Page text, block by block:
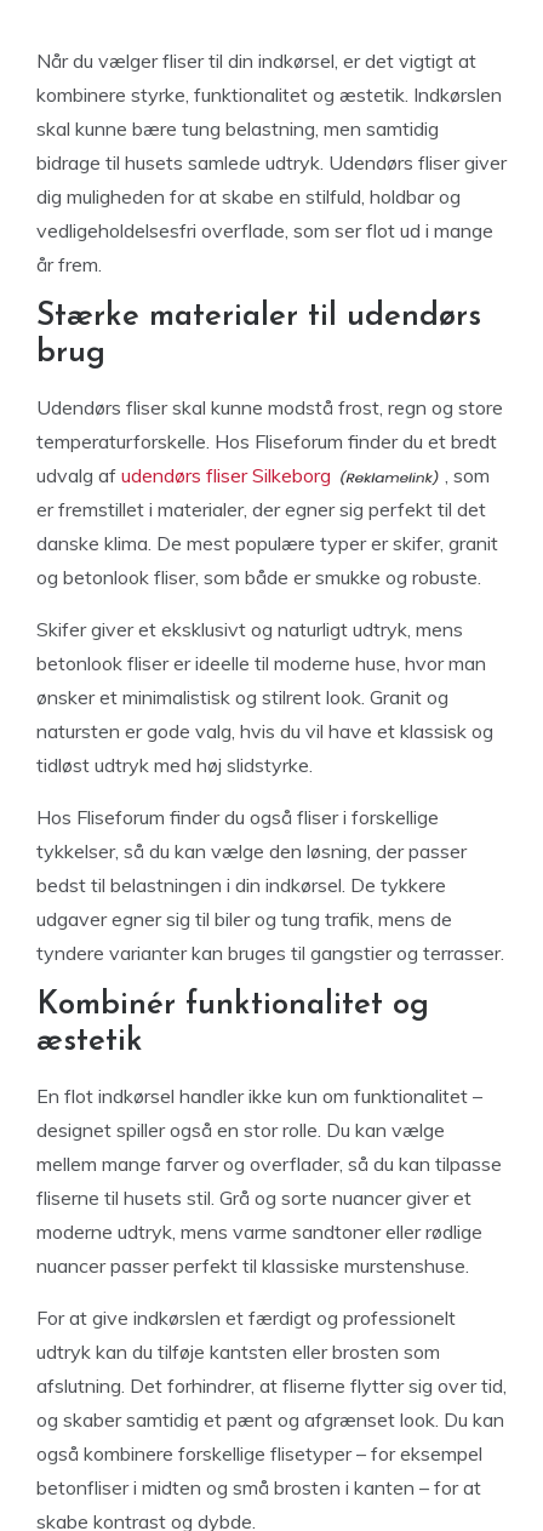
Når du vælger fliser til din indkørsel, er det vigtigt at
kombinere styrke, funktionalitet og æstetik. Indkørslen
skal kunne bære tung belastning, men samtidig
bidrage til husets samlede udtryk. Udendørs fliser giver
dig muligheden for at skabe en stilfuld, holdbar og
vedligeholdelsesfri overflade, som ser flot ud i mange
år frem.
Stærke materialer til udendørs
brug
Udendørs fliser skal kunne modstå frost, regn og store
temperaturforskelle. Hos Fliseforum finder du et bredt
udvalg af udendørs fliser Silkeborg
, som
er fremstillet i materialer, der egner sig perfekt til det
danske klima. De mest populære typer er skifer, granit
og betonlook fliser, som både er smukke og robuste.
Skifer giver et eksklusivt og naturligt udtryk, mens
betonlook fliser er ideelle til moderne huse, hvor man
ønsker et minimalistisk og stilrent look. Granit og
natursten er gode valg, hvis du vil have et klassisk og
tidløst udtryk med høj slidstyrke.
Hos Fliseforum finder du også fliser i forskellige
tykkelser, så du kan vælge den løsning, der passer
bedst til belastningen i din indkørsel. De tykkere
udgaver egner sig til biler og tung trafik, mens de
tyndere varianter kan bruges til gangstier og terrasser.
Kombinér funktionalitet og
æstetik
En flot indkørsel handler ikke kun om funktionalitet –
designet spiller også en stor rolle. Du kan vælge
mellem mange farver og overflader, så du kan tilpasse
fliserne til husets stil. Grå og sorte nuancer giver et
moderne udtryk, mens varme sandtoner eller rødlige
nuancer passer perfekt til klassiske murstenshuse.
For at give indkørslen et færdigt og professionelt
udtryk kan du tilføje kantsten eller brosten som
afslutning. Det forhindrer, at fliserne flytter sig over tid,
og skaber samtidig et pænt og afgrænset look. Du kan
også kombinere forskellige flisetyper – for eksempel
betonfliser i midten og små brosten i kanten – for at
skabe kontrast og dybde.